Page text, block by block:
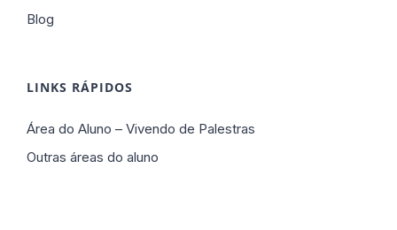
Blog
LINKS RÁPIDOS
Área do Aluno – Vivendo de Palestras
Outras áreas do aluno